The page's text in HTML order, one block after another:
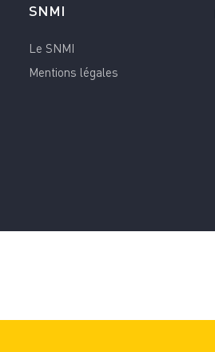
SNMI
Le SNMI
Mentions légales